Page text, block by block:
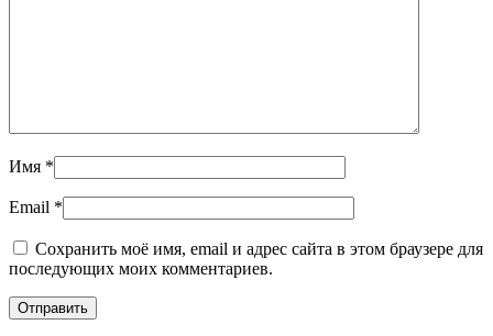
Имя *
Email *
Сохранить моё имя, email и адрес сайта в этом браузере для
последующих моих комментариев.